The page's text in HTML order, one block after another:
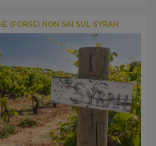
(FORSE) NON SAI SUL SYRAH